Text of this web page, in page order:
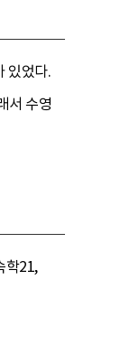
있었다.
서 수영
학21,